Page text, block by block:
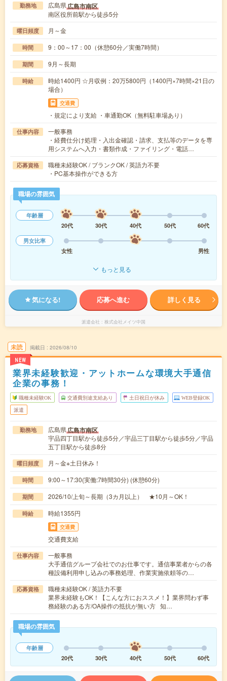
勤務地 広島県広島市南区
南区役所前駅から徒歩5分
曜日頻度 月～金
時間 9：00～17：00（休憩60分／実働7時間）
期間 9月～長期
時給
時給1400円 ☆月収例：20万5800円（1400円×7時間×21日の
場合）
交通費
・規定により支給 ・車通勤OK（無料駐車場あり）
仕事内容
一般事務
・経費仕分け処理・入出金確認・請求、支払等のデータを専
用システムへ入力・書類作成・ファイリング・電話…
応募資格
職種未経験OK / ブランクOK / 英語力不要
・PC基本操作ができる方
職場の雰囲気
年齢層
20代
30代 40代 50代
60代
男女比率
女性
男性
もっと見る
気になる! 応募へ進む 詳しく見る
派遣会社 株式会社メイツ中国
未読
NEW
掲載日 2026/08/10
業界未経験歓迎・アットホームな環境大手通信
企業の事務！
職種未経験OK 交通費別途支給あり 土日祝日が休み WEB登録OK
派遣
勤務地 広島県広島市南区
宇品四丁目駅から徒歩5分／宇品三丁目駅から徒歩5分／宇品
五丁目駅から徒歩8分
曜日頻度 月～金※土日休み！
時間 9:00～17:30(実働:7時間30分) (休憩60分)
期間 2026/10/上旬～長期（3カ月以上） ★10月～OK！
時給 時給1355円
交通費
交通費支給
仕事内容
一般事務
大手通信グループ会社でのお仕事です。通信事業者からの各
種設備利用申し込みの事務処理、作業実施依頼等の…
応募資格
職種未経験OK / 英語力不要
業界未経験もOK！【こんな方におススメ！】業界問わず事
務経験のある方/OA操作の抵抗が無い方 知…
職場の雰囲気
年齢層
20代
30代 40代 50代 60代